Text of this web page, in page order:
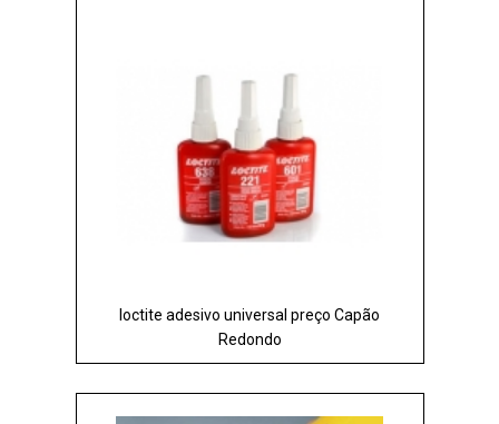
loctite adesivo universal preço Capão
Redondo